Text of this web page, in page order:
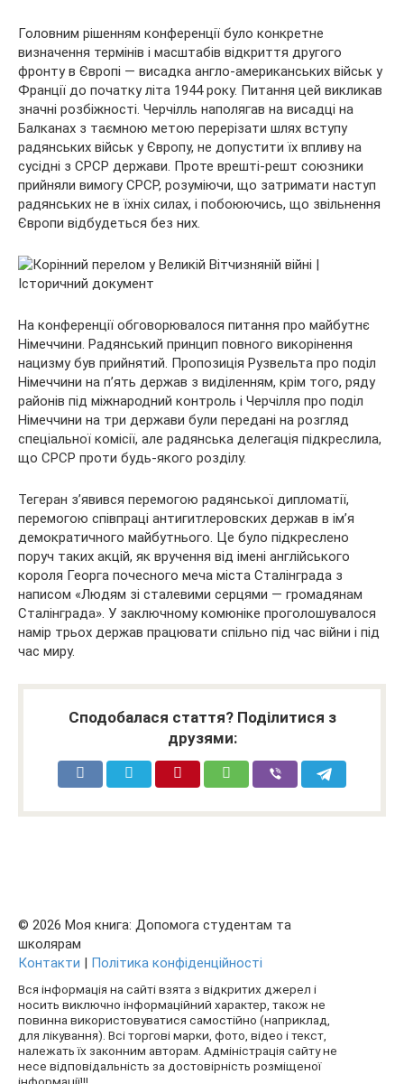
Головним рішенням конференції було конкретне
визначення термінів і масштабів відкриття другого
фронту в Європі — висадка англо-американських військ у
Франції до початку літа 1944 року. Питання цей викликав
значні розбіжності. Черчілль наполягав на висадці на
Балканах з таємною метою перерізати шлях вступу
радянських військ у Європу, не допустити їх впливу на
сусідні з СРСР держави. Проте врешті-решт союзники
прийняли вимогу СРСР, розуміючи, що затримати наступ
радянських не в їхніх силах, і побоюючись, що звільнення
Європи відбудеться без них.
На конференції обговорювалося питання про майбутнє
Німеччини. Радянський принцип повного викорінення
нацизму був прийнятий. Пропозиція Рузвельта про поділ
Німеччини на п’ять держав з виділенням, крім того, ряду
районів під міжнародний контроль і Черчілля про поділ
Німеччини на три держави були передані на розгляд
спеціальної комісії, але радянська делегація підкреслила,
що СРСР проти будь-якого розділу.
Тегеран з’явився перемогою радянської дипломатії,
перемогою співпраці антигитлеровских держав в ім’я
демократичного майбутнього. Це було підкреслено
поруч таких акцій, як вручення від імені англійського
короля Георга почесного меча міста Сталінграда з
написом «Людям зі сталевими серцями — громадянам
Сталінграда». У заключному комюніке проголошувалося
намір трьох держав працювати спільно під час війни і під
час миру.
Сподобалася стаття? Поділитися з
друзями:
© 2026 Моя книга: Допомога студентам та
школярам
Контакти | Політика конфіденційності
Вся інформація на сайті взята з відкритих джерел і
носить виключно інформаційний характер, також не
повинна використовуватися самостійно (наприклад,
для лікування). Всі торгові марки, фото, відео і текст,
належать їх законним авторам. Адміністрація сайту не
несе відповідальність за достовірність розміщеної
інформації!!!